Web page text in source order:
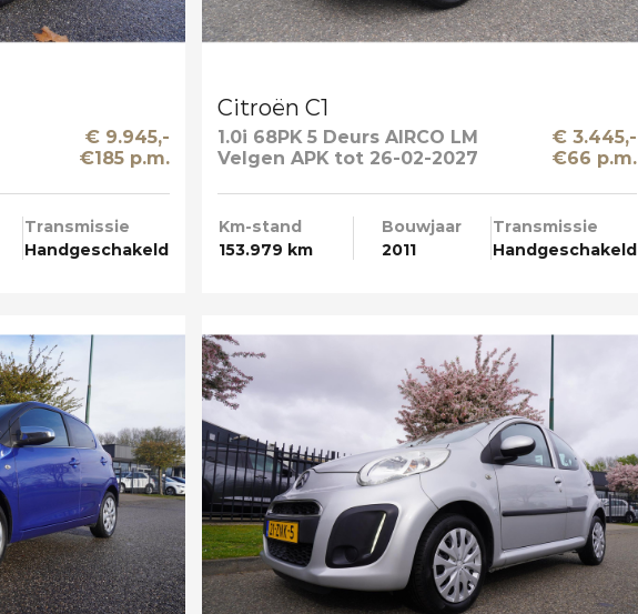
€ 9.945,-
€185 p.m.
Transmissie
Handgeschakeld
Citroën C1
1.0i 68PK 5 Deurs AIRCO LM
Velgen APK tot 26-02-2027
€ 3.445,-
€66 p.m.
Km-stand
153.979 km
Bouwjaar
2011
Transmissie
Handgeschakeld